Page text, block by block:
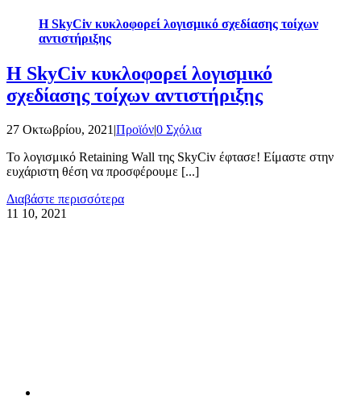
Η SkyCiv κυκλοφορεί λογισμικό σχεδίασης τοίχων
αντιστήριξης
Η SkyCiv κυκλοφορεί λογισμικό
σχεδίασης τοίχων αντιστήριξης
27 Οκτωβρίου, 2021 |Προϊόν|0 Σχόλια
Το λογισμικό Retaining Wall της SkyCiv έφτασε! Είμαστε στην
ευχάριστη θέση να προσφέρουμε [...]
Διαβάστε περισσότερα
11 10, 2021